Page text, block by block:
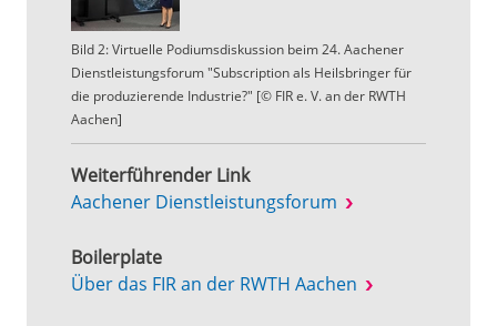
Bild 2: Virtuelle Podiumsdiskussion beim 24. Aachener
Dienstleistungsforum "Subscription als Heilsbringer für
die produzierende Industrie?" [© FIR e. V. an der RWTH
Aachen]
Weiterführender Link
Aachener Dienstleistungsforum
Boilerplate
Über das FIR an der RWTH Aachen